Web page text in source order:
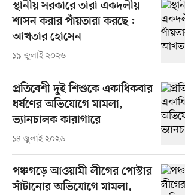
স্থানীয় সরকারে তারা একদলীয়
শাসন করার পাঁয়তারা করছে :
আখতার হোসেন
১৯ জুলাই ২০২৬
প্রতিবেশী দুই শিশুকে একাধিকবার
ধর্ষণের অভিযোগে মামলা,
ভ্যানচালক কারাগারে
১৪ জুলাই ২০২৬
পঞ্চগড়ে আওয়ামী লীগের পোস্টার
সাঁটানোর অভিযোগে মামলা,